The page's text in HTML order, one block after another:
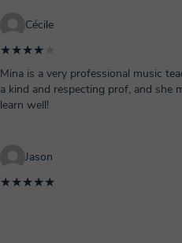
Cécile
★★★★
Mina is a very professional music
a kind and respecting prof, and she
learn well!
Jason
★★★★★